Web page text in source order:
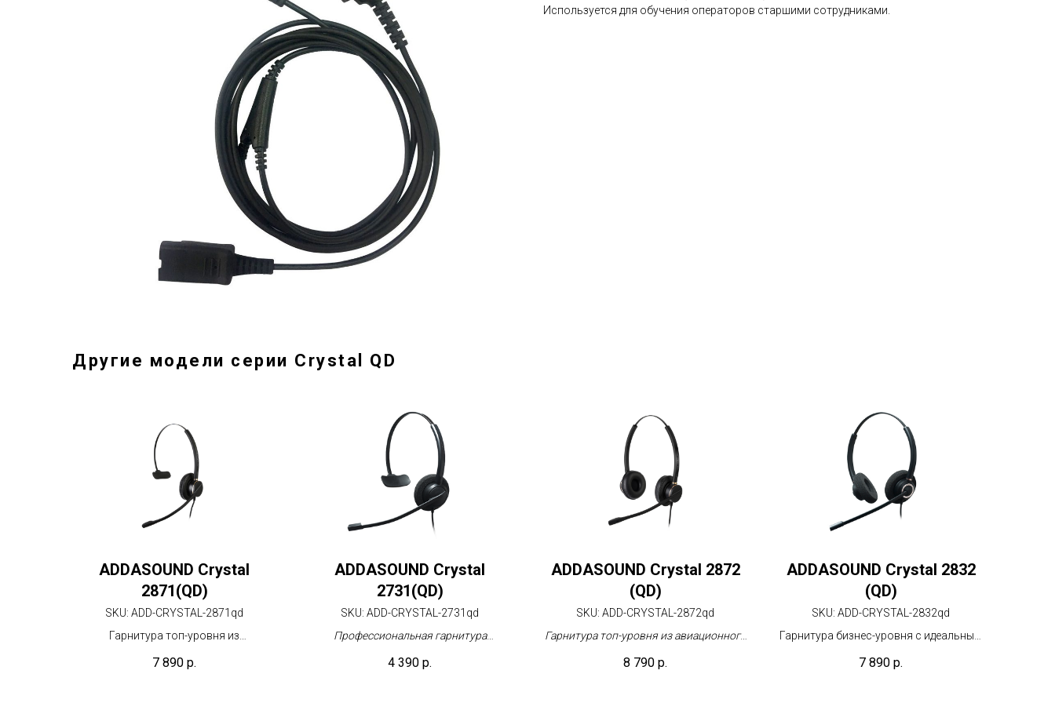
Используется для обучения операторов старшими сотрудниками.
Другие модели серии Crystal QD
ADDASOUND Crystal
2871(QD)
SKU: ADD-CRYSTAL-2871qd
Гарнитура топ-уровня из
c идеальным шумоподавлением для
7 890 р.
ADDASOUND Crystal
2731(QD)
SKU: ADD-CRYSTAL-2731qd
Профессиональная гарнитура
центров и офисов
4 390 р.
ADDASOUND Crystal 2872
(QD)
SKU: ADD-CRYSTAL-2872qd
Гарнитура топ-уровня из авиационного
шумоподавлением для требовательных
8 790 р.
ADDASOUND Crystal 2832
(QD)
SKU: ADD-CRYSTAL-2832qd
Гарнитура бизнес-уровня с идеальным
контакт-центров и офисов
7 890 р.